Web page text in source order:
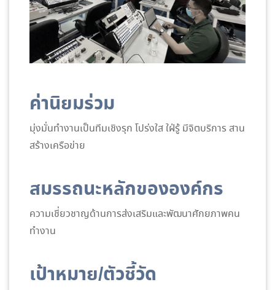
ค่านิยมร่วม
มุ่งมั่นทำงานเป็นทีมเชิงรุก โปร่งใส ใฝ่รู้ มีจิตบริการ สาน
สร้างเครือข่าย
สมรรถนะหลักขององค์กร
ความเชี่ยวชาญด้านการส่งเสริมและพัฒนาศักยภาพคน
ทำงาน
เป้าหมาย/ตัวชี้วัด